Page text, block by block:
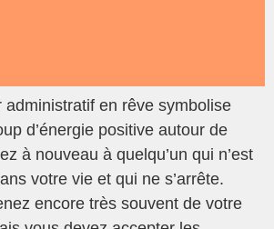
administratif en rêve symbolise
d’énergie positive autour de
à nouveau à quelqu’un qui n’est
votre vie et qui ne s’arrête.
encore très souvent de votre